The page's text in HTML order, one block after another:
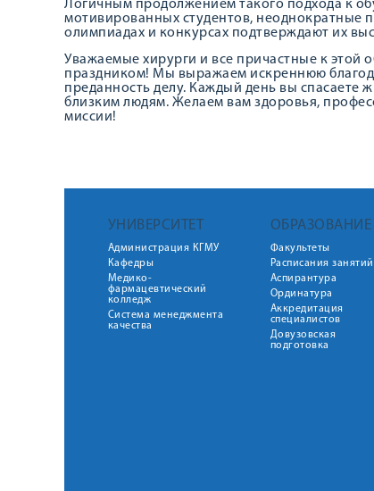
Логичным продолжением такого подхода к
мотивированных студентов, неоднократные
олимпиадах и конкурсах подтверждают их
Уважаемые хирурги и все причастные к этой
праздником! Мы выражаем искреннюю
преданность делу. Каждый день вы спасаете
близким людям. Желаем вам здоровья,
миссии!
УНИВЕРСИТЕТ
Администрация КГМУ
Кафедры
Медико-
фармацевтический
колледж
Система менеджмента
качества
ОБРАЗОВАНИЕ
Факультеты
Расписания занятий
Аспирантура
Ординатура
Аккредитация
специалистов
Довузовская
подготовка